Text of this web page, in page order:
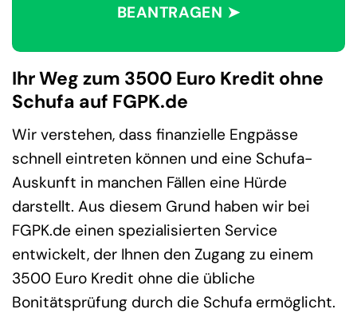
BEANTRAGEN ➤
Ihr Weg zum 3500 Euro Kredit ohne
Schufa auf FGPK.de
Wir verstehen, dass finanzielle Engpässe
schnell eintreten können und eine Schufa-
Auskunft in manchen Fällen eine Hürde
darstellt. Aus diesem Grund haben wir bei
FGPK.de einen spezialisierten Service
entwickelt, der Ihnen den Zugang zu einem
3500 Euro Kredit ohne die übliche
Bonitätsprüfung durch die Schufa ermöglicht.